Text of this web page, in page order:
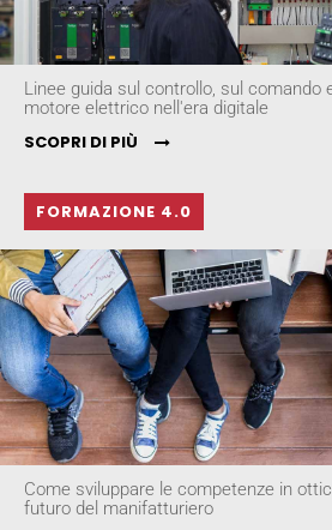
Linee guida sul controllo, sul comando
motore elettrico nell'era digitale
SCOPRI DI PIÙ
FORMAZIONE 4.0
Come sviluppare le competenze in
futuro del manifatturiero